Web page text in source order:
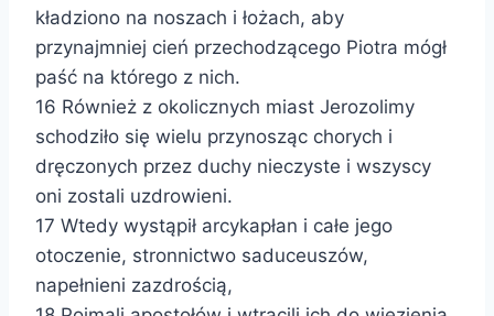
kładziono na noszach i łożach, aby
przynajmniej cień przechodzącego Piotra mógł
paść na którego z nich.
16 Również z okolicznych miast Jerozolimy
schodziło się wielu przynosząc chorych i
dręczonych przez duchy nieczyste i wszyscy
oni zostali uzdrowieni.
17 Wtedy wystąpił arcykapłan i całe jego
otoczenie, stronnictwo saduceuszów,
napełnieni zazdrością,